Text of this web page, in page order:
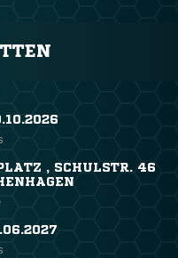
, SCHULSTR. 46